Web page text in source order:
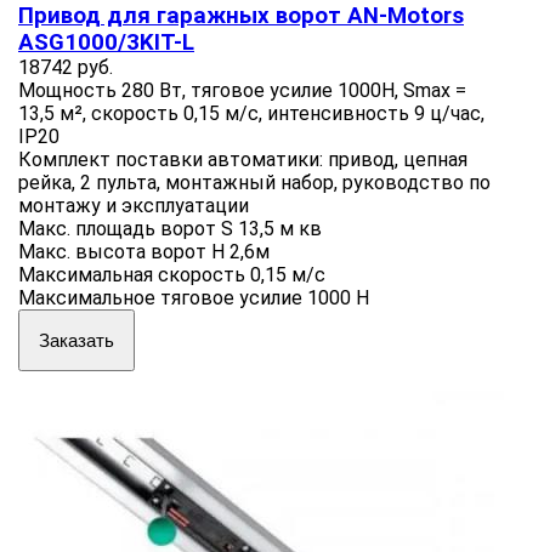
Привод для гаражных ворот AN-Motors
ASG1000/3KIT-L
18742 руб.
Мощность 280 Вт, тяговое усилие 1000Н, Smax =
13,5 м², скорость 0,15 м/с, интенсивность 9 ц/час,
IP20
Комплект поставки автоматики: привод, цепная
рейка, 2 пульта, монтажный набор, руководство по
монтажу и эксплуатации
Макс. площадь ворот S 13,5 м кв
Макс. высота ворот H 2,6м
Максимальная скорость 0,15 м/с
Максимальное тяговое усилие 1000 Н
Заказать